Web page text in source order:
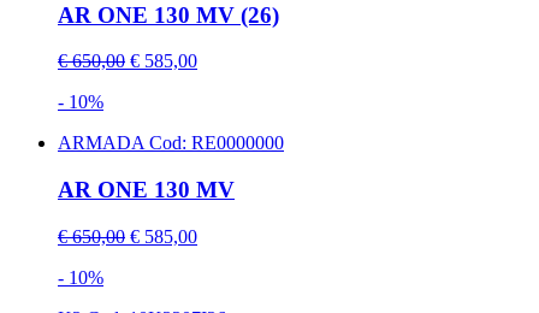
AR ONE 130 MV (26)
€ 650,00 € 585,00
- 10%
ARMADA Cod: RE0000000
AR ONE 130 MV
€ 650,00 € 585,00
- 10%